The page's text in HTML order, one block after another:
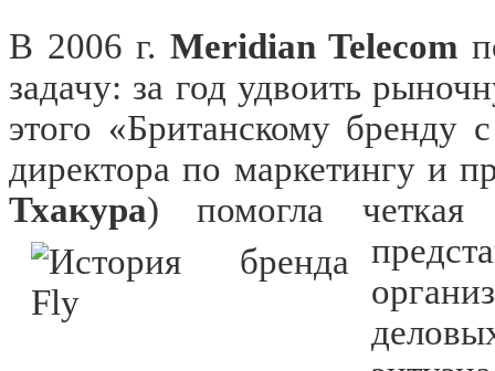
В 2006 г. Meridian Telecom
задачу: за год удвоить
этого «Британскому
директора по маркетингу и
Тхакура) помогла четкая